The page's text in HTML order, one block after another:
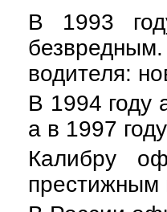
В 1993
водителя:
В 1994 году
а в 1997
Калибру
престижным